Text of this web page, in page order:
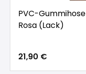
PVC-Gummihose
Rosa (Lack)
21,90 €